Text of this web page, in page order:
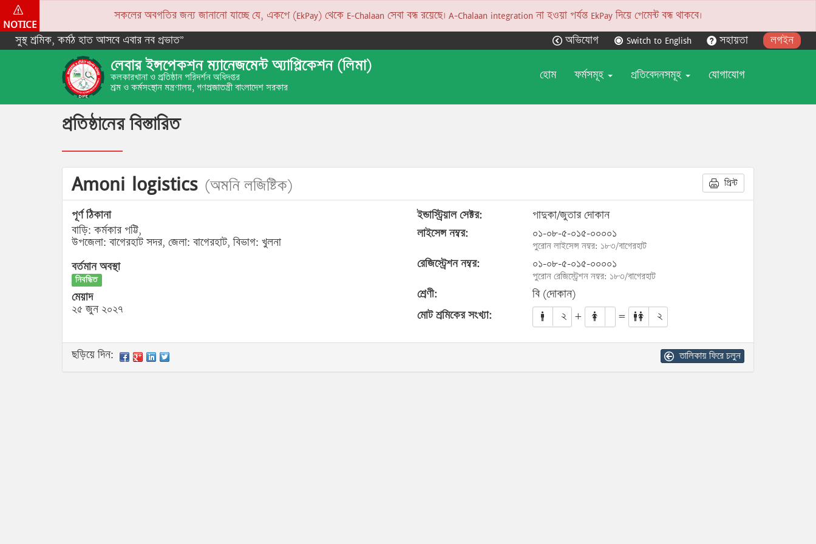
NOTICE
সকলের অবগতির জন্য জানানো যাচ্ছে যে, একপে (EkPay) থেকে E-Chalaan সেবা বন্ধ রয়েছে। A-Chalaan integration না হওয়া পর্যন্ত EkPay দিয়ে পেমেন্ট বন্ধ থাকবে।
সুস্থ শ্রমিক, কর্মঠ হাত আসবে এবার নব প্রভাত”
অভিযোগ Switch to English সহায়তা লগইন
লেবার ইন্সপেকশন ম্যানেজমেন্ট অ্যাপ্লিকেশন (লিমা)
কলকারখানা ও প্রতিষ্ঠান পরিদর্শন অধিদপ্তর
শ্রম ও কর্মসংস্থান মন্ত্রণালয়, গণপ্রজাতন্ত্রী বাংলাদেশ সরকার
হোম ফর্মসমূহ প্রতিবেদনসমূহ যোগাযোগ
প্রতিষ্ঠানের বিস্তারিত
Amoni logistics (অমনি লজিষ্টিক) প্রিন্ট
পূর্ণ ঠিকানা
বাড়ি: কর্মকার পট্টি,
উপজেলা: বাগেরহাট সদর, জেলা: বাগেরহাট, বিভাগ: খুলনা
বর্তমান অবস্থা
নিবন্ধিত
মেয়াদ
২৫ জুন ২০২৭
ইন্ডাস্ট্রিয়াল সেক্টর:
পাদুকা/জুতার দোকান
লাইসেন্স নম্বর:
০১-০৮-৫-০১৫-০০০০১
পুরোন লাইসেন্স নম্বর: ১৮৩/বাগেরহাট
রেজিস্ট্রেশন নম্বর: ০১-০৮-৫-০১৫-০০০০১
পুরোন রেজিস্ট্রেশন নম্বর: ১৮৩/বাগেরহাট
শ্রেণী:
বি (দোকান)
মোট শ্রমিকের সংখ্যা:
২ + = ২
ছড়িয়ে দিন: তালিকায় ফিরে চলুন